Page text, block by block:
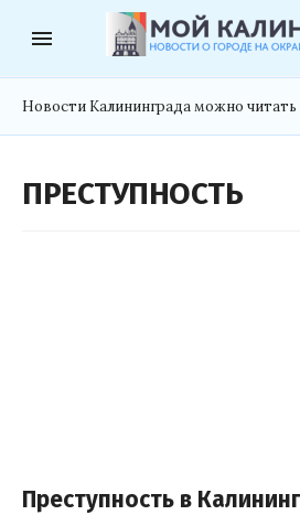
menu
Новости Калининграда можно читать
ПРЕСТУПНОСТЬ
Преступность в